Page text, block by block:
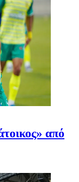
από